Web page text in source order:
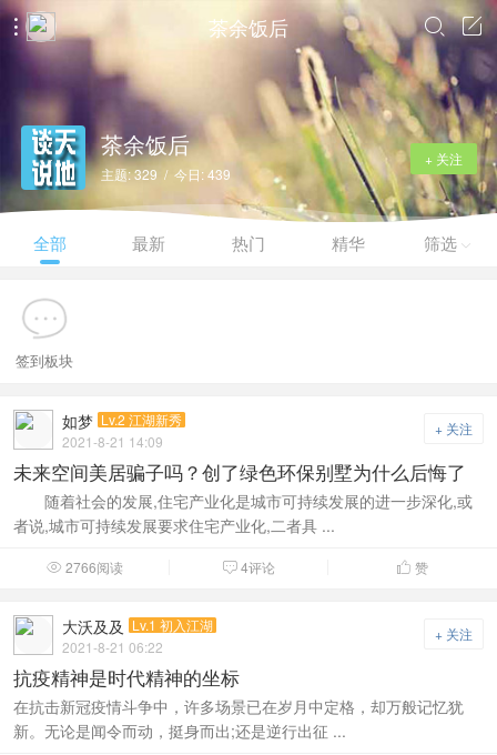
 茶余饭后 

+ 关注
茶余饭后
主题: 329 / 今日: 439
全部 最新 热门 精华 筛选 
签到板块
+ 关注
如梦 Lv.2 江湖新秀
2021-8-21 14:09
未来空间美居骗子吗？创了绿色环保别墅为什么后悔了
随着社会的发展,住宅产业化是城市可持续发展的进一步深化,或
者说,城市可持续发展要求住宅产业化,二者具 ...
 2766阅读  4评论  赞
+ 关注
大沃及及 Lv.1 初入江湖
2021-8-21 06:22
抗疫精神是时代精神的坐标
在抗击新冠疫情斗争中，许多场景已在岁月中定格，却万般记忆犹
新。无论是闻令而动，挺身而出;还是逆行出征 ...